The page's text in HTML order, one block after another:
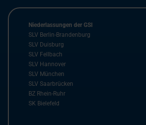
Niederlassungen der GSI
SLV Berlin-Brandenburg
SLV Duisburg
SLV Fellbach
SLV Hannover
SLV München
SLV Saarbrücken
BZ Rhein-Ruhr
SK Bielefeld